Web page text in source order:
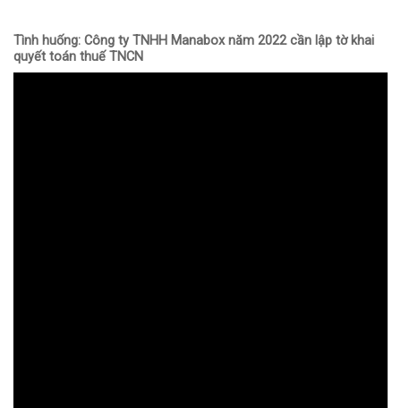
Tình huống: Công ty TNHH Manabox năm 2022 cần lập tờ khai
quyết toán thuế TNCN